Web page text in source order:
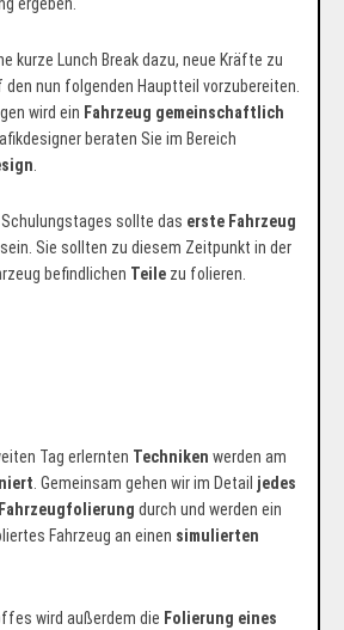
kurze Lunch Break dazu, neue Kräfte zu
nun folgenden Hauptteil vorzubereiten.
wird ein Fahrzeug gemeinschaftlich
beraten Sie im Bereich
sollte das erste Fahrzeug
sein. Sie sollten zu diesem Zeitpunkt in der
befindlichen Teile zu folieren.
Tag erlernten Techniken werden am
. Gemeinsam gehen wir im Detail jedes
durch und werden ein
Fahrzeug an einen simulierten
wird außerdem die Folierung eines